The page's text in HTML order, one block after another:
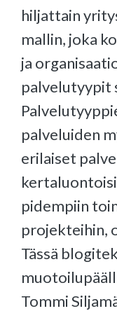
hiljattain
mallin, joka
ja
palvelutyypit
palveluiden
erilaiset
pidempiin
projekteihin,
Tässä
Tommi